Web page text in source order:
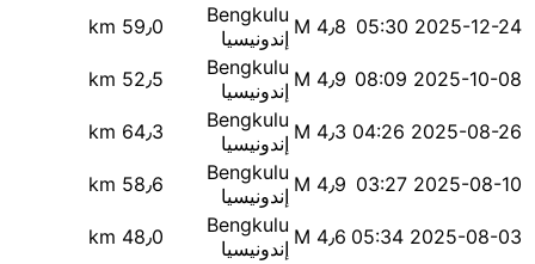
2025-12-24 05:30 M 4٫8 Bengkulu
إندونيسيا
59٫0 km
2025-10-08 08:09 M 4٫9 Bengkulu
إندونيسيا
52٫5 km
2025-08-26 04:26 M 4٫3 Bengkulu
إندونيسيا
64٫3 km
2025-08-10 03:27 M 4٫9 Bengkulu
إندونيسيا
58٫6 km
2025-08-03 05:34 M 4٫6 Bengkulu
إندونيسيا
48٫0 km